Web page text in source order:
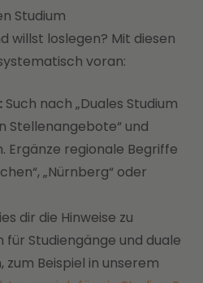
Studium
willst loslegen? Mit diesen
voran:
Such nach „Duales Studium
Stellenangebote“ und
Ergänze regionale Begriffe
„Nürnberg“ oder
dir die Hinweise zu
für Studiengänge und duale
Beispiel in unserem